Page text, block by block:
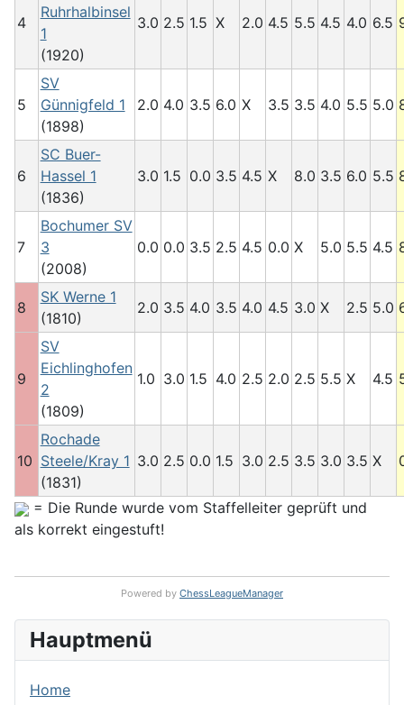
4
Ruhrhalbinsel
1
(1920)
3.0 2.5 1.5 X 2.0 4.5 5.5 4.5 4.0 6.5
5
SV
Günnigfeld 1
(1898)
2.0 4.0 3.5 6.0 X 3.5 3.5 4.0 5.5 5.0
6
SC Buer-
Hassel 1
(1836)
3.0 1.5 0.0 3.5 4.5 X 8.0 3.5 6.0 5.5
7
Bochumer SV
3
(2008)
0.0 0.0 3.5 2.5 4.5 0.0 X 5.0 5.5 4.5
8
SK Werne 1
(1810)
2.0 3.5 4.0 3.5 4.0 4.5 3.0 X 2.5 5.0
9
SV
Eichlinghofen
2
(1809)
1.0 3.0 1.5 4.0 2.5 2.0 2.5 5.5 X 4.5
10
Rochade
Steele/Kray 1
(1831)
3.0 2.5 0.0 1.5 3.0 2.5 3.5 3.0 3.5 X
= Die Runde wurde vom Staffelleiter geprüft und
als korrekt eingestuft!
Powered by ChessLeagueManager
Hauptmenü
Home